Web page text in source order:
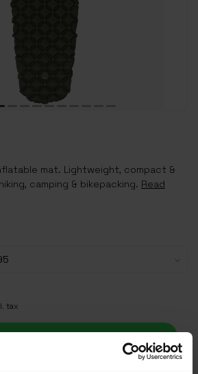
mat. Lightweight, compact &
camping & bikepacking. Read
tax